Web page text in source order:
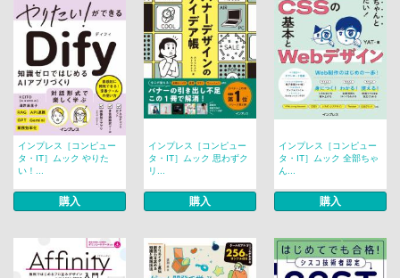
インプレス［コンピュー
タ・IT］ムック やりた
い！...
購入
インプレス［コンピュー
タ・IT］ムック 思わずク
リ...
購入
インプレス［コンピュー
タ・IT］ムック 全部ちゃ
ん...
購入